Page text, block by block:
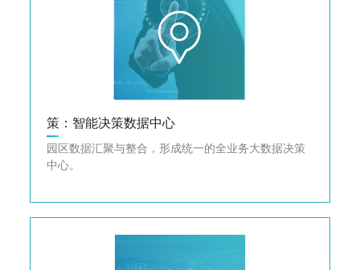
策：智能决策数据中心
园区数据汇聚与整合，形成统一的全业务大数据决策
中心。